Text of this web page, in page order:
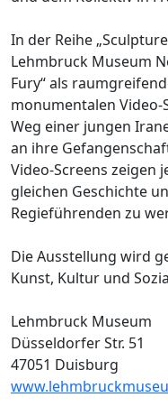
In der Reihe
Lehmbruck Museum
Fury“ als
monumentalen Video-
Weg einer jungen
an ihre
Video-Screens zeigen
gleichen Geschichte
Regieführenden zu
Die Ausstellung wird
Kunst, Kultur und
Lehmbruck Museum
Düsseldorfer Str. 51
47051 Duisburg